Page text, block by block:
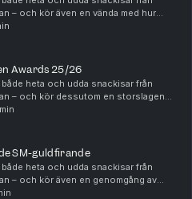
– och kör även en vända med hur
och oväntade ”peptalk” runt
Awards 25/26
heta och udda snackisar från
– och kör dessutom en storslagen
av speciella priser, för att
SM-guldfirande
heta och udda snackisar från
– och kör även en genomgång av
Det blir dessutom en